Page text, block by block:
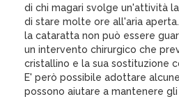
di chi magari svolge un'attività
di stare molte ore all'aria
la cataratta non può essere
un intervento chirurgico che
cristallino e la sua sostituzione
E' però possibile adottare
possono aiutare a mantenere